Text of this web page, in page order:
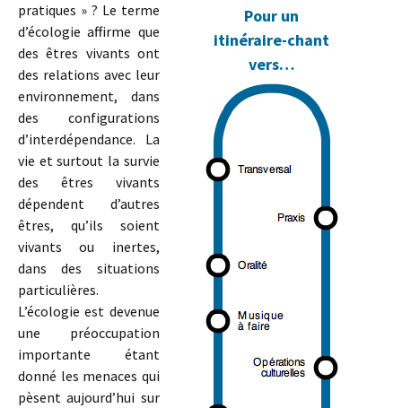
Pour un
itinéraire-chant
vers…
pratiques » ? Le terme
d’écologie affirme que
des êtres vivants ont
des relations avec leur
environnement, dans
des configurations
d’interdépendance. La
vie et surtout la survie
des êtres vivants
dépendent d’autres
êtres, qu’ils soient
vivants ou inertes,
dans des situations
particulières.
L’écologie est devenue
une préoccupation
importante étant
donné les menaces qui
pèsent aujourd’hui sur